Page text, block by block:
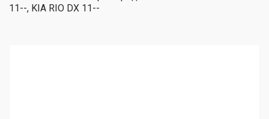
11--, KIA RIO DX 11--